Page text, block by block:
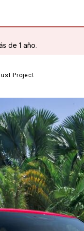
de 1 año.